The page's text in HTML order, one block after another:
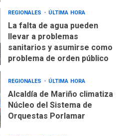
REGIONALES ÚLTIMA HORA
La falta de agua pueden
llevar a problemas
sanitarios y asumirse como
problema de orden público
REGIONALES ÚLTIMA HORA
Alcaldía de Mariño climatiza
Núcleo del Sistema de
Orquestas Porlamar